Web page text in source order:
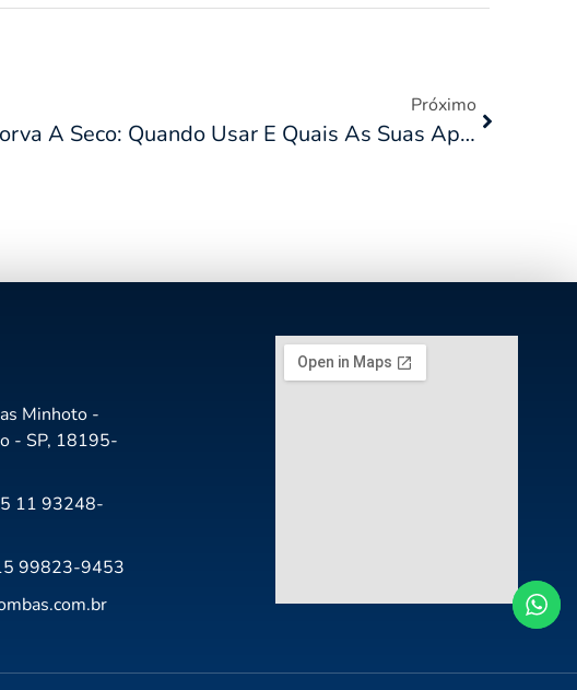
Próximo
Bombas De Escorva A Seco: Quando Usar E Quais As Suas Aplicações
Minhoto -
- SP, 18195-
11 93248-
99823-9453